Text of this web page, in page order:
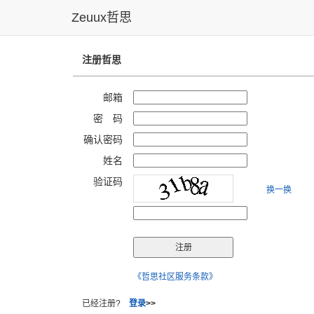
Zeuux哲思
注册哲思
邮箱
密 码
确认密码
姓名
验证码
换一换
《哲思社区服务条款》
已经注册? 登录>>